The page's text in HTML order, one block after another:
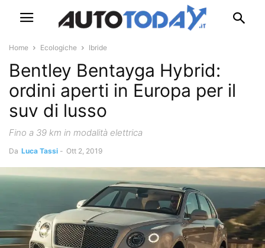
Home Ecologiche Ibride
Bentley Bentayga Hybrid:
ordini aperti in Europa per il
suv di lusso
Fino a 39 km in modalità elettrica
Da Luca Tassi - Ott 2, 2019